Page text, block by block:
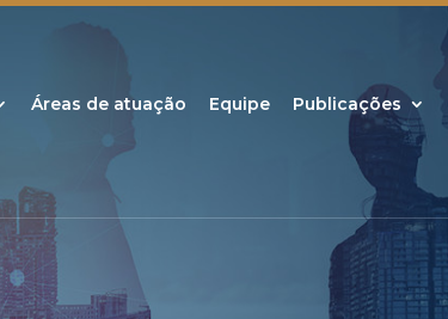
Áreas de atuação Equipe Publicações